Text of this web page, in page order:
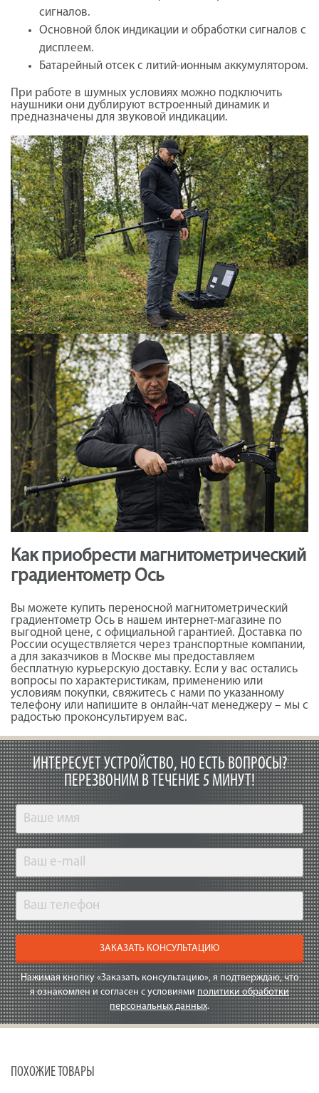
сигналов.
Основной блок индикации и обработки сигналов с
дисплеем.
Батарейный отсек с литий-ионным аккумулятором.
При работе в шумных условиях можно подключить
наушники они дублируют встроенный динамик и
предназначены для звуковой индикации.
Как приобрести магнитометрический
градиентометр Ось
Вы можете купить переносной магнитометрический
градиентометр Ось в нашем интернет-магазине по
выгодной цене, с официальной гарантией. Доставка по
России осуществляется через транспортные компании,
а для заказчиков в Москве мы предоставляем
бесплатную курьерскую доставку. Если у вас остались
вопросы по характеристикам, применению или
условиям покупки, свяжитесь с нами по указанному
телефону или напишите в онлайн-чат менеджеру – мы с
радостью проконсультируем вас.
ИНТЕРЕСУЕТ УСТРОЙСТВО, НО ЕСТЬ ВОПРОСЫ?
ПЕРЕЗВОНИМ В ТЕЧЕНИЕ 5 МИНУТ!
ЗАКАЗАТЬ КОНСУЛЬТАЦИЮ
Нажимая кнопку «Заказать консультацию», я подтверждаю, что
я ознакомлен и согласен с условиями политики обработки
персональных данных.
ПОХОЖИЕ ТОВАРЫ